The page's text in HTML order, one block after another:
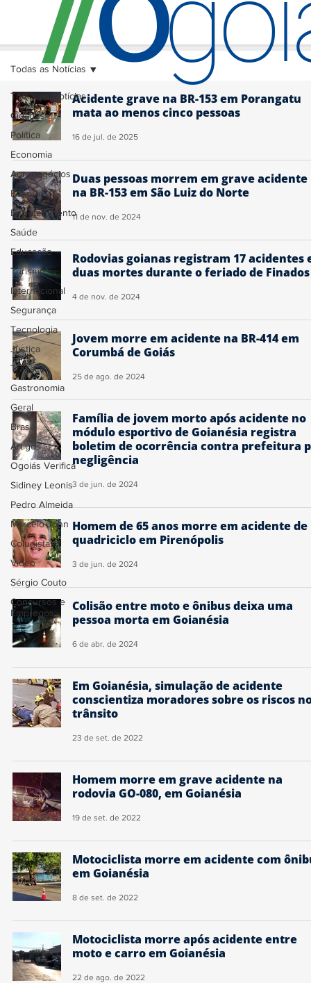
Todas as Notícias
Cidades
Política
Economia
Agronegócios
Esporte
Entretenimento
Saúde
Educação
Turismo
Internacional
Segurança
Tecnologia
Justiça
Trânsito
Gastronomia
Geral
Brasil
Artigos
Ogoiás Verifica
Sidiney Leonis
Pedro Almeida
Marcelo John
Colunistas
Vídeo
Sérgio Couto
Concursos e
Empregos
Todas as Notícias
Acidente grave na BR-153 em Porangatu
mata ao menos cinco pessoas
16 de jul. de 2025
Duas pessoas morrem em grave acidente
na BR-153 em São Luiz do Norte
11 de nov. de 2024
Rodovias goianas registram 17 acidentes
duas mortes durante o feriado de Finados
4 de nov. de 2024
Jovem morre em acidente na BR-414 em
Corumbá de Goiás
25 de ago. de 2024
Família de jovem morto após acidente no
módulo esportivo de Goianésia registra
boletim de ocorrência contra prefeitura
negligência
3 de jun. de 2024
Homem de 65 anos morre em acidente de
quadriciclo em Pirenópolis
3 de jun. de 2024
Colisão entre moto e ônibus deixa uma
pessoa morta em Goianésia
6 de abr. de 2024
Em Goianésia, simulação de acidente
conscientiza moradores sobre os riscos
trânsito
23 de set. de 2022
Homem morre em grave acidente na
rodovia GO-080, em Goianésia
19 de set. de 2022
Motociclista morre em acidente com
em Goianésia
8 de set. de 2022
Motociclista morre após acidente entre
moto e carro em Goianésia
22 de ago. de 2022